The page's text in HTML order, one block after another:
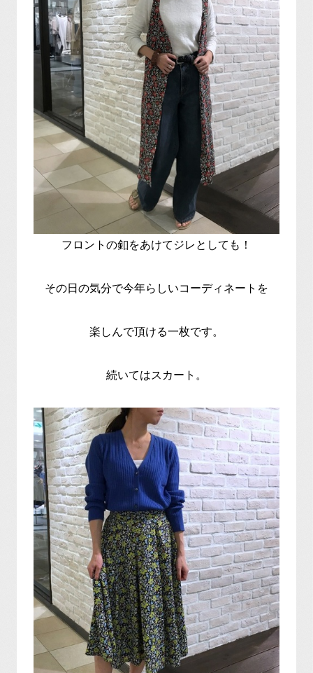
フロントの釦をあけてジレとしても！
その日の気分で今年らしいコーディネートを
楽しんで頂ける一枚です。
続いてはスカート。